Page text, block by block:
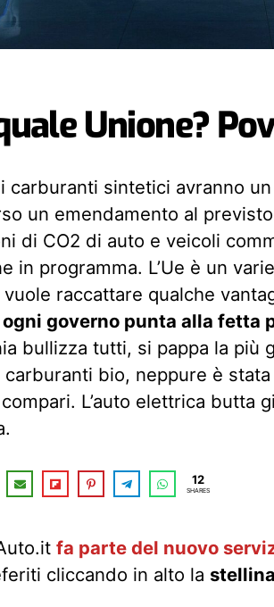
Unione?
carburanti sintetici avranno
un emendamento al
di CO2 di auto e veicoli
in programma. L’Ue è un
raccattare qualche
governo punta alla fetta
bullizza tutti, si pappa la più
carburanti bio, neppure è
L’auto elettrica butta
12
SHARES
fa parte del nuovo
cliccando in alto la stellina